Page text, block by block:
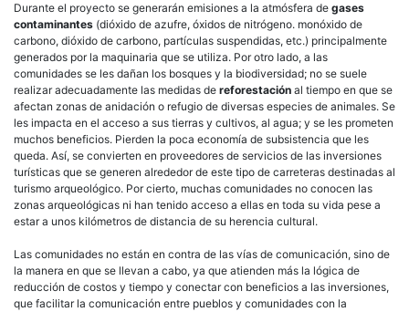
Durante el proyecto se generarán emisiones a la atmósfera de gases
contaminantes (dióxido de azufre, óxidos de nitrógeno. monóxido de
carbono, dióxido de carbono, partículas suspendidas, etc.) principalmente
generados por la maquinaria que se utiliza. Por otro lado, a las
comunidades se les dañan los bosques y la biodiversidad; no se suele
realizar adecuadamente las medidas de reforestación al tiempo en que se
afectan zonas de anidación o refugio de diversas especies de animales. Se
les impacta en el acceso a sus tierras y cultivos, al agua; y se les prometen
muchos beneficios. Pierden la poca economía de subsistencia que les
queda. Así, se convierten en proveedores de servicios de las inversiones
turísticas que se generen alrededor de este tipo de carreteras destinadas al
turismo arqueológico. Por cierto, muchas comunidades no conocen las
zonas arqueológicas ni han tenido acceso a ellas en toda su vida pese a
estar a unos kilómetros de distancia de su herencia cultural.
Las comunidades no están en contra de las vías de comunicación, sino de
la manera en que se llevan a cabo, ya que atienden más la lógica de
reducción de costos y tiempo y conectar con beneficios a las inversiones,
que facilitar la comunicación entre pueblos y comunidades con la